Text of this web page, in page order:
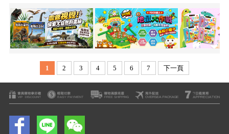
1 2 3 4 5 6 7 下一頁